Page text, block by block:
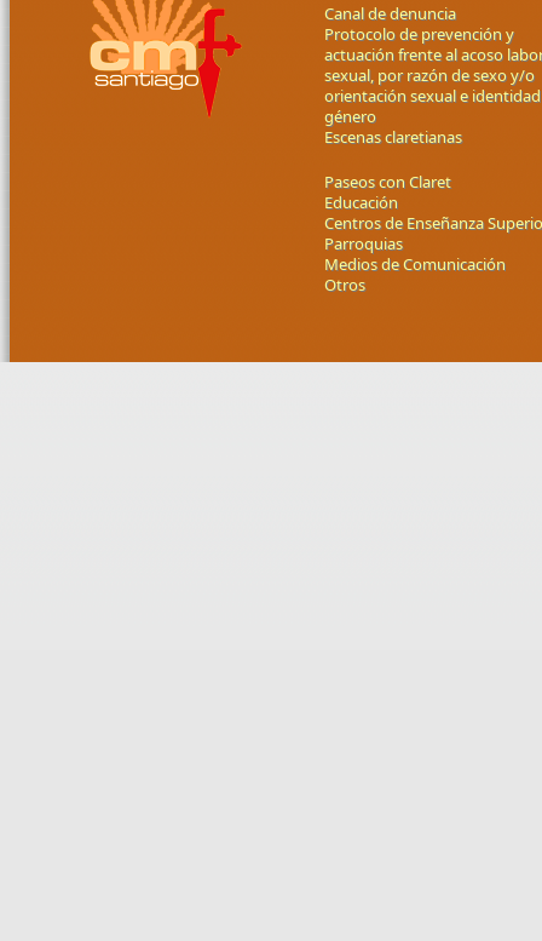
Canal de denuncia
Protocolo de prevención y
actuación frente al acoso
sexual, por razón de sexo y/o
orientación sexual e
género
Escenas claretianas
Paseos con Claret
Educación
Centros de Enseñanza
Parroquias
Medios de Comunicación
Otros